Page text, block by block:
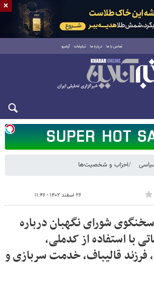
تماس با ما درباره ما تبلیغات آرشیو
شنبه ۱۷ مرداد ۱۴۰۵
احزاب و شخصیت‌ها
۲۶ اسفند ۱۴۰۲ - ۱۱:۴۶
شورای نگهبان درباره
با استفاده از کدملی،
فرزند قالیباف، خدمت سربازی و
×